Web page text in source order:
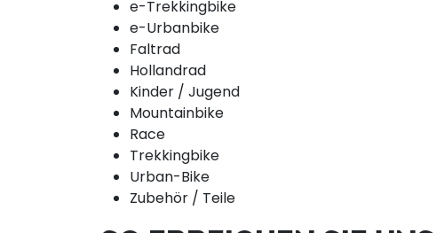
e-Trekkingbike
e-Urbanbike
Faltrad
Hollandrad
Kinder / Jugend
Mountainbike
Race
Trekkingbike
Urban-Bike
Zubehör / Teile